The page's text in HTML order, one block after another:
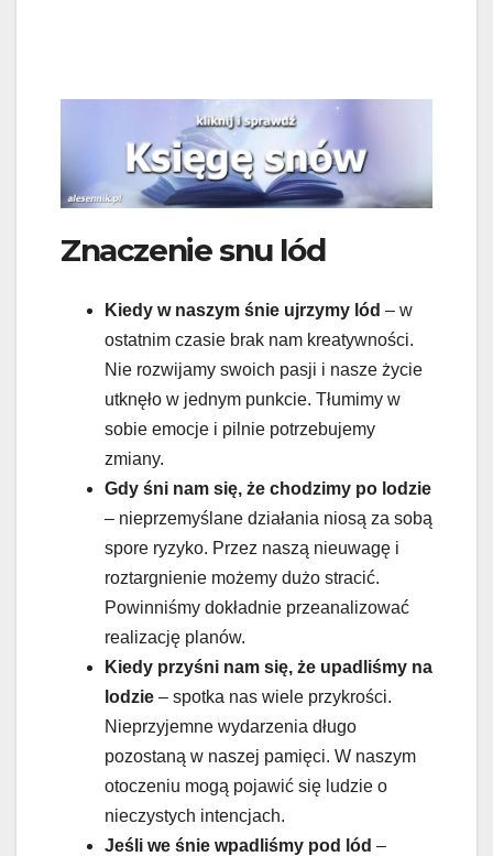
Znaczenie snu lód
Kiedy w naszym śnie ujrzymy lód – w
ostatnim czasie brak nam kreatywności.
Nie rozwijamy swoich pasji i nasze życie
utknęło w jednym punkcie. Tłumimy w
sobie emocje i pilnie potrzebujemy
zmiany.
Gdy śni nam się, że chodzimy po lodzie
– nieprzemyślane działania niosą za sobą
spore ryzyko. Przez naszą nieuwagę i
roztargnienie możemy dużo stracić.
Powinniśmy dokładnie przeanalizować
realizację planów.
Kiedy przyśni nam się, że upadliśmy na
lodzie – spotka nas wiele przykrości.
Nieprzyjemne wydarzenia długo
pozostaną w naszej pamięci. W naszym
otoczeniu mogą pojawić się ludzie o
nieczystych intencjach.
Jeśli we śnie wpadliśmy pod lód –